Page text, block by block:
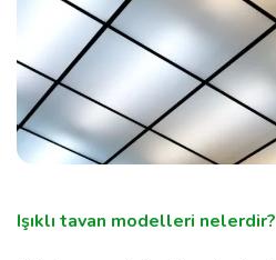
Işıklı tavan modelleri nelerdir?